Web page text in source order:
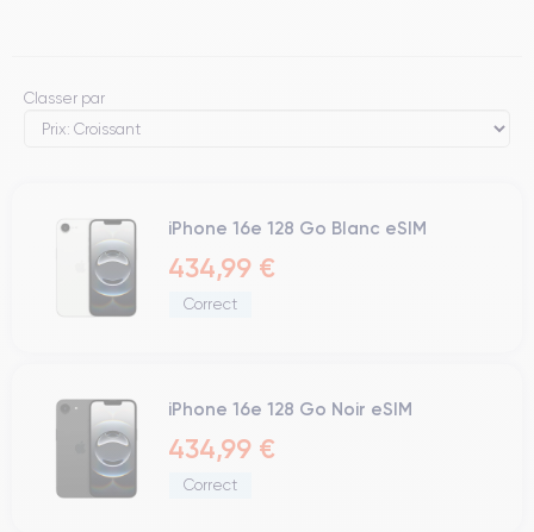
Classer par
iPhone 16e 128 Go Blanc eSIM
434,99 €
Correct
iPhone 16e 128 Go Noir eSIM
434,99 €
Correct